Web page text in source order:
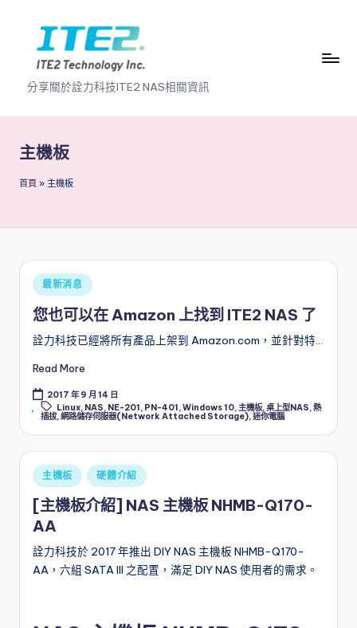
content
I
T
E
2
N
2
0
B
o
g
分享關於詮力科技ITE2 NAS相關資訊
主機板
首頁 » 主機板
Posted
in
最新消息
您也可以在 Amazon 上找到 ITE2 NAS 了
詮力科技已經將所有產品上架到 Amazon.com，並針對特…
Read More
2017 年 9 月 14 日
Tags:Linux NAS NE-201 PN-401 ,Windows 10 主機板,桌上型NAS ,熱
插拔,網路儲存伺服器(Network Attached Storage),迷你電腦
Posted
in
主機板 硬體介紹
[主機板介紹] NAS 主機板 NHMB-Q170-
AA
詮力科技於 2017 年推出 DIY NAS 主機板 NHMB-Q170-
AA，六組 SATA III 之配置，滿足 DIY NAS 使用者的需求。